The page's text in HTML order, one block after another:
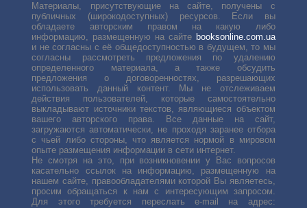
Материалы, присутствующие на сайте, получены с
публичных (широкодоступных) ресурсов. Если вы
обладаете авторским правом на какую либо
информацию, размещенную на сайте booksonline.com.ua
и не согласны с её общедоступностью в будущем, то мы
согласны рассмотреть предложения по удалению
определенного материала, а также обсудить
предложения о договоренностях, разрешающих
использовать данный контент. Мы не отслеживаем
действия пользователей, которые самостоятельно
выкладывают источники текстов, являющиеся объектом
вашего авторского права. Все данные на сайт,
загружаются автоматически, не проходя заранее отбора
с чьей либо стороны, что является нормой в мировом
опыте размещения информации в сети интернет.
Не смотря на это, при возникновении у Вас вопросов
касательно ссылок на информацию, размещенную на
нашем сайте, правообладателями которой Вы являетесь,
просим обращаться к нам с интересующим запросом.
Для этого требуется переслать е-mail на адрес: